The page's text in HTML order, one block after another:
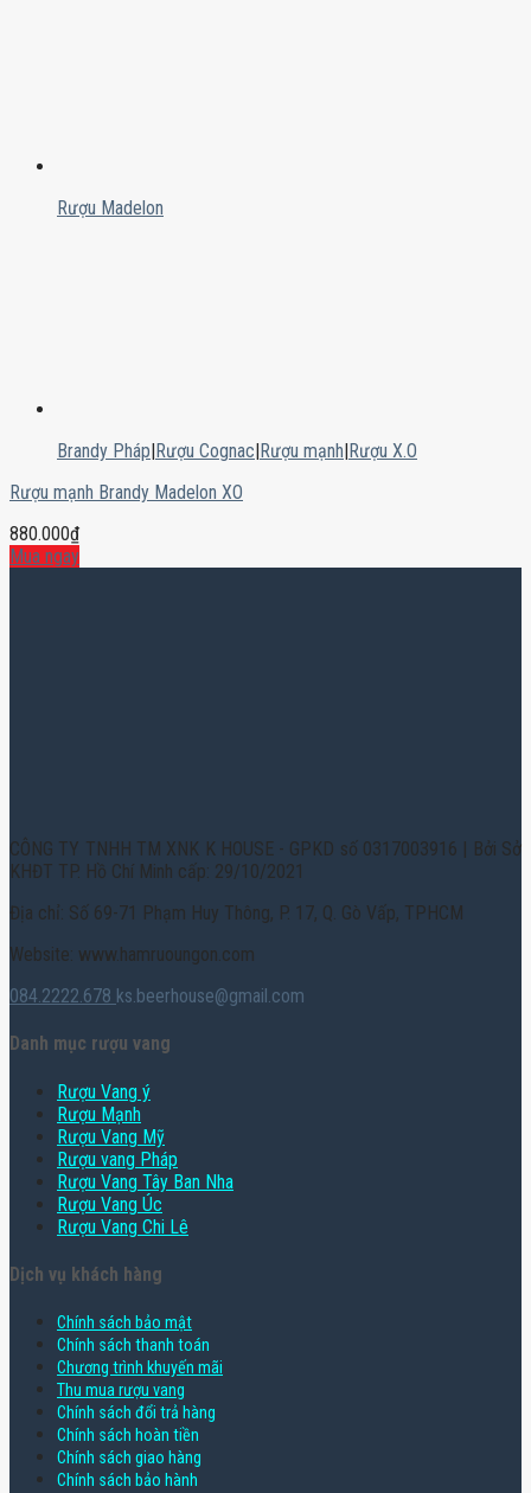
Rượu Madelon
Brandy Pháp|Rượu Cognac|Rượu mạnh|Rượu X.O
Rượu mạnh Brandy Madelon XO
880.000₫
Mua ngay
CÔNG TY TNHH TM XNK K HOUSE - GPKD số 0317003916 | Bởi Sở
KHĐT TP. Hồ Chí Minh cấp: 29/10/2021
Địa chỉ: Số 69-71 Phạm Huy Thông, P. 17, Q. Gò Vấp, TPHCM
Website: www.hamruoungon.com
084.2222.678 ks.beerhouse@gmail.com
Danh mục rượu vang
Rượu Vang ý
Rượu Mạnh
Rượu Vang Mỹ
Rượu vang Pháp
Rượu Vang Tây Ban Nha
Rượu Vang Úc
Rượu Vang Chi Lê
Dịch vụ khách hàng
Chính sách bảo mật
Chính sách thanh toán
Chương trình khuyến mãi
Thu mua rượu vang
Chính sách đổi trả hàng
Chính sách hoàn tiền
Chính sách giao hàng
Chính sách bảo hành